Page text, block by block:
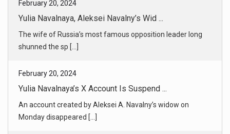
February 20, 2024
Yulia Navalnaya’s X Account Is Suspend ...
An account created by Aleksei A. Navalny’s widow on
February 20, 2024
Russia Arrests U.S. Citizen, Accusing ...
The country’s main security agency said the 33-year-old